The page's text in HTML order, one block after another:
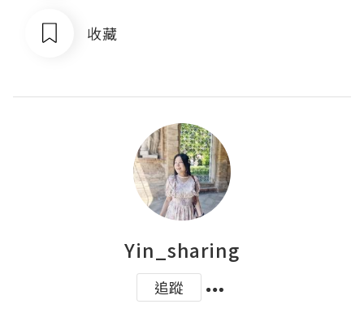
收藏
Yin_sharing
追蹤